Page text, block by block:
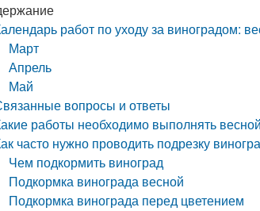
работ по уходу за виноградом:
Март
Апрель
Май
вопросы и ответы
работы необходимо выполнять
часто нужно проводить подрезку
Чем подкормить виноград
Подкормка винограда весной
Подкормка винограда перед цветением